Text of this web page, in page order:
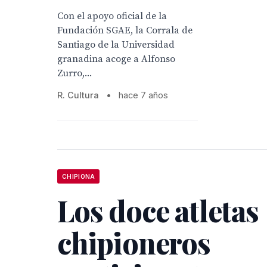
Con el apoyo oficial de la
Fundación SGAE, la Corrala de
Santiago de la Universidad
granadina acoge a Alfonso
Zurro,...
R. Cultura • hace 7 años
CHIPIONA
Los doce atletas
chipioneros